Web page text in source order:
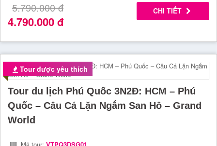
5.790.000đ
4.790.000đ
CHI TIẾT
Tour được yêu thích
Tour du lịch Phú Quốc 3N2Đ: HCM – Phú
Quốc – Câu Cá Lặn Ngắm San Hô – Grand
World